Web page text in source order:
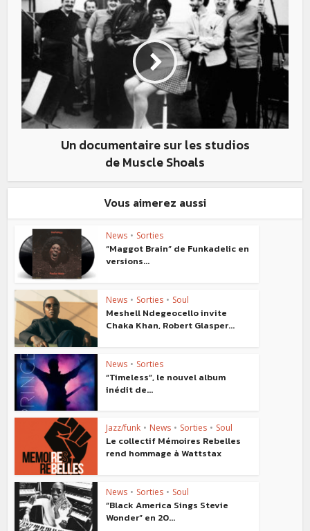
Un documentaire sur les studios
de Muscle Shoals
Vous aimerez aussi
News • Sorties
“Maggot Brain” de Funkadelic en
versions...
News • Sorties • Soul
Meshell Ndegeocello invite
Chaka Khan, Robert Glasper...
News • Sorties
“Timeless”, le nouvel album
inédit de...
Jazz/funk • News • Sorties • Soul
Le collectif Mémoires Rebelles
rend hommage à Wattstax
News • Sorties • Soul
“Black America Sings Stevie
Wonder” en 20...